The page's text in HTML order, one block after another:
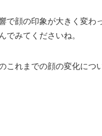
で顔の印象が大きく変わ
でみてくださいね。
これまでの顔の変化につ